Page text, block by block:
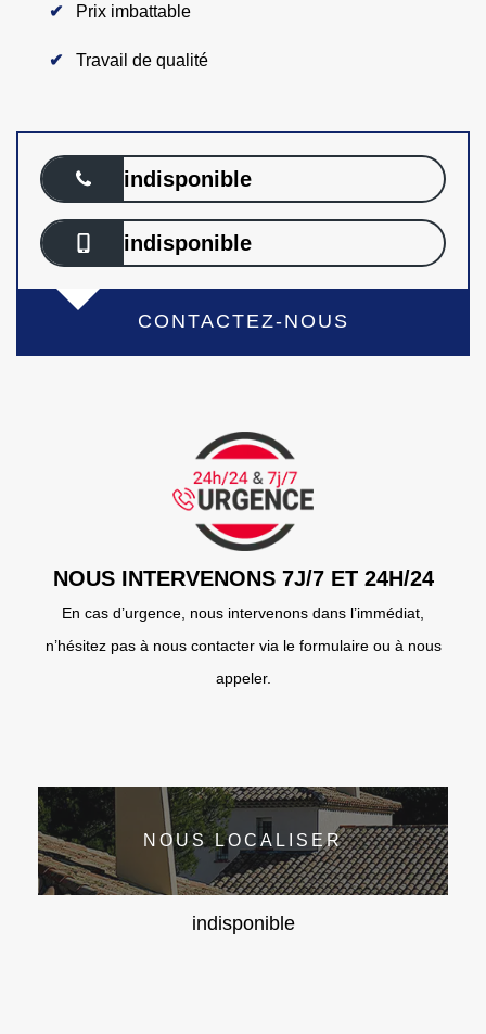
Prix imbattable
Travail de qualité
indisponible
indisponible
CONTACTEZ-NOUS
NOUS INTERVENONS 7J/7 ET 24H/24
En cas d’urgence, nous intervenons dans l’immédiat,
n’hésitez pas à nous contacter via le formulaire ou à nous
appeler.
NOUS LOCALISER
indisponible